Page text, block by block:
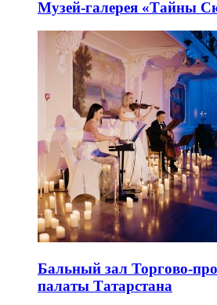
Музей-галерея «Тайны
Бальный зал Торгово-
палаты Татарстана